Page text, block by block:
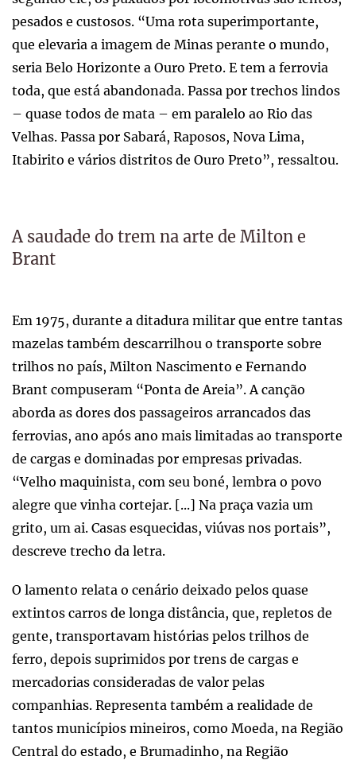
pesados e custosos. “Uma rota superimportante,
que elevaria a imagem de Minas perante o mundo,
seria Belo Horizonte a Ouro Preto. E tem a ferrovia
toda, que está abandonada. Passa por trechos lindos
– quase todos de mata – em paralelo ao Rio das
Velhas. Passa por Sabará, Raposos, Nova Lima,
Itabirito e vários distritos de Ouro Preto”, ressaltou.
A saudade do trem na arte de Milton e
Brant
Em 1975, durante a ditadura militar que entre tantas
mazelas também descarrilhou o transporte sobre
trilhos no país, Milton Nascimento e Fernando
Brant compuseram “Ponta de Areia”. A canção
aborda as dores dos passageiros arrancados das
ferrovias, ano após ano mais limitadas ao transporte
de cargas e dominadas por empresas privadas.
“Velho maquinista, com seu boné, lembra o povo
alegre que vinha cortejar. [...] Na praça vazia um
grito, um ai. Casas esquecidas, viúvas nos portais”,
descreve trecho da letra.
O lamento relata o cenário deixado pelos quase
extintos carros de longa distância, que, repletos de
gente, transportavam histórias pelos trilhos de
ferro, depois suprimidos por trens de cargas e
mercadorias consideradas de valor pelas
companhias. Representa também a realidade de
tantos municípios mineiros, como Moeda, na Região
Central do estado, e Brumadinho, na Região